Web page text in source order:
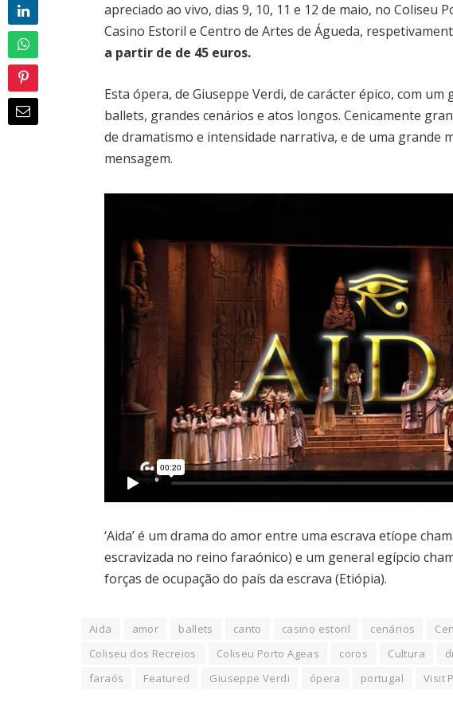
apreciado ao vivo, dias 9, 10, 11 e 12 de maio, no Coliseu
Casino Estoril e Centro de Artes de Águeda,
a partir de de 45 euros.
Esta ópera, de Giuseppe Verdi, de carácter épico, com
ballets, grandes cenários e atos longos. Cenicamente
de dramatismo e intensidade narrativa, e de uma grande
mensagem.
‘Aida’ é um drama do amor entre uma escrava etíope
escravizada no reino faraónico) e um general egípcio
forças de ocupação do país da escrava (Etiópia).
Aida amor ballets canto casino estoril cenários
Coliseu dos Recreios
Coliseu Porto Ageas coros Cultura
faraós
Featured Giuseppe Verdi ópera portugal Visit